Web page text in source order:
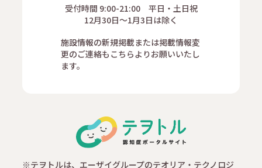
受付時間 9:00-21:00 平日・土日祝
12月30日～1月3日は除く
施設情報の新規掲載または掲載情報変
更のご連絡もこちらよりお願いいたし
ます。
※テヲトルは、エーザイグループのテオリア・テクノロジ